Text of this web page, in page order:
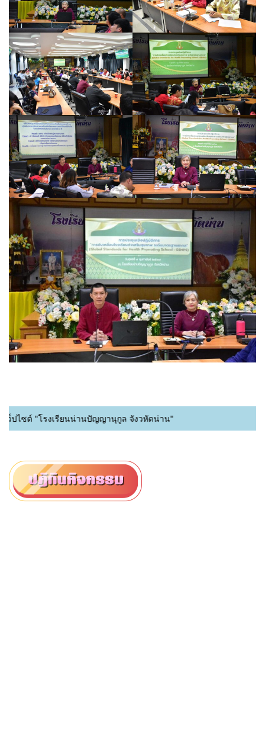
ต์ "โรงเรียนน่านปัญญานุกูล จังวหัดน่าน"